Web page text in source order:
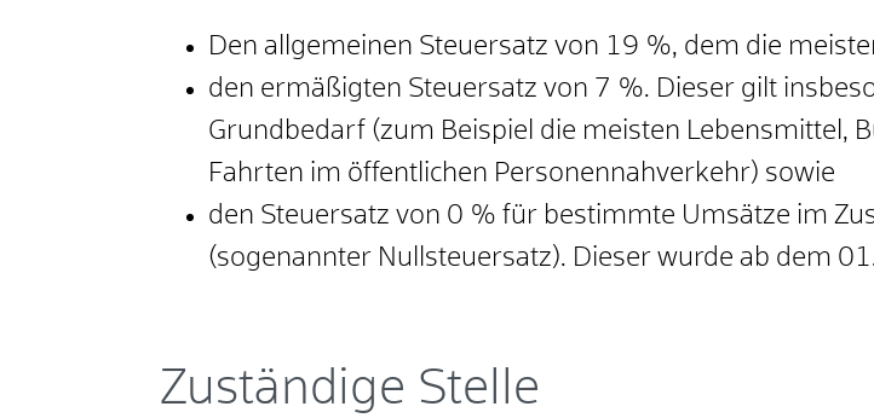
Den allgemeinen Steuersatz von 19 %, dem die
den ermäßigten Steuersatz von 7 %. Dieser gilt
Grundbedarf (zum Beispiel die meisten Lebensmittel,
Fahrten im öffentlichen Personennahverkehr) sowie
den Steuersatz von 0 % für bestimmte Umsätze im
(sogenannter Nullsteuersatz). Dieser wurde ab dem
Zuständige Stelle